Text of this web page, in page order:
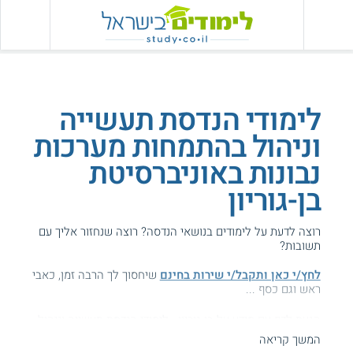
לימודי הנדסת תעשייה
וניהול בהתמחות מערכות
נבונות באוניברסיטת
בן-גוריון
רוצה לדעת על לימודים בנושאי הנדסה? רוצה שנחזור אליך עם
תשובות?
לחץ/י כאן ותקבל/י שירות בחינם שיחסוך לך הרבה זמן, כאבי
ראש וגם כסף ...
ומערכות נבונות.
המשך קריאה